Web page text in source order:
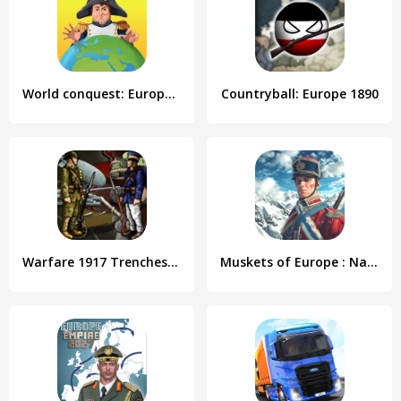
World conquest: Europe 1812 Countryball: Europe 1890
Warfare 1917 Trenches Troops Muskets of Europe : Napoleon